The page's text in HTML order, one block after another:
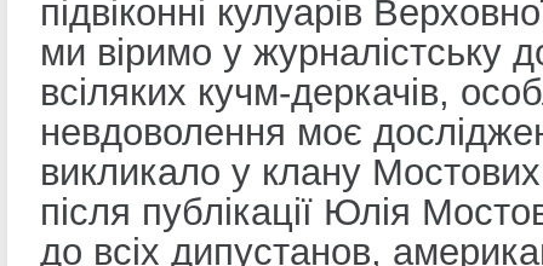
підвіконні кулуарів
ми віримо у журналістську
всіляких кучм-деркачів,
невдоволення моє
викликало у клану
після публікації Юлія
до всіх дипустанов,